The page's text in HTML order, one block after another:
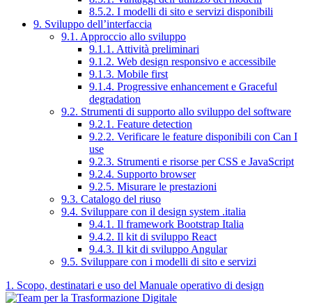
8.5.2. I modelli di sito e servizi disponibili
9. Sviluppo dell’interfaccia
9.1. Approccio allo sviluppo
9.1.1. Attività preliminari
9.1.2. Web design responsivo e accessibile
9.1.3. Mobile first
9.1.4. Progressive enhancement e Graceful
degradation
9.2. Strumenti di supporto allo sviluppo del software
9.2.1. Feature detection
9.2.2. Verificare le feature disponibili con Can I
use
9.2.3. Strumenti e risorse per CSS e JavaScript
9.2.4. Supporto browser
9.2.5. Misurare le prestazioni
9.3. Catalogo del riuso
9.4. Sviluppare con il design system .italia
9.4.1. Il framework Bootstrap Italia
9.4.2. Il kit di sviluppo React
9.4.3. Il kit di sviluppo Angular
9.5. Sviluppare con i modelli di sito e servizi
1. Scopo, destinatari e uso del Manuale operativo di design